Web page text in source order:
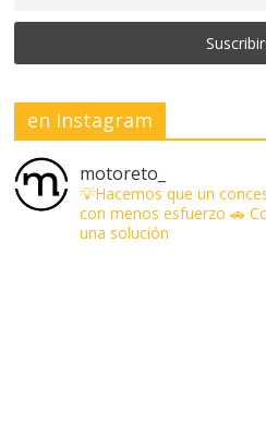
en Instagram
motoreto_
💡Hacemos que un
con menos esfuerzo 🚗
una solución